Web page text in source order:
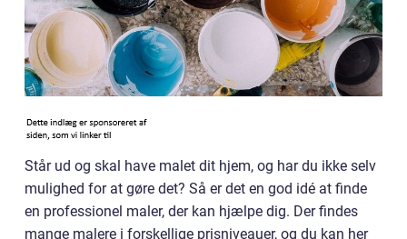
Står ud og skal have malet dit hjem, og har du ikke selv
mulighed for at gøre det? Så er det en god idé at finde
en professionel maler, der kan hjælpe dig. Der findes
mange malere i forskellige prisniveauer, og du kan her